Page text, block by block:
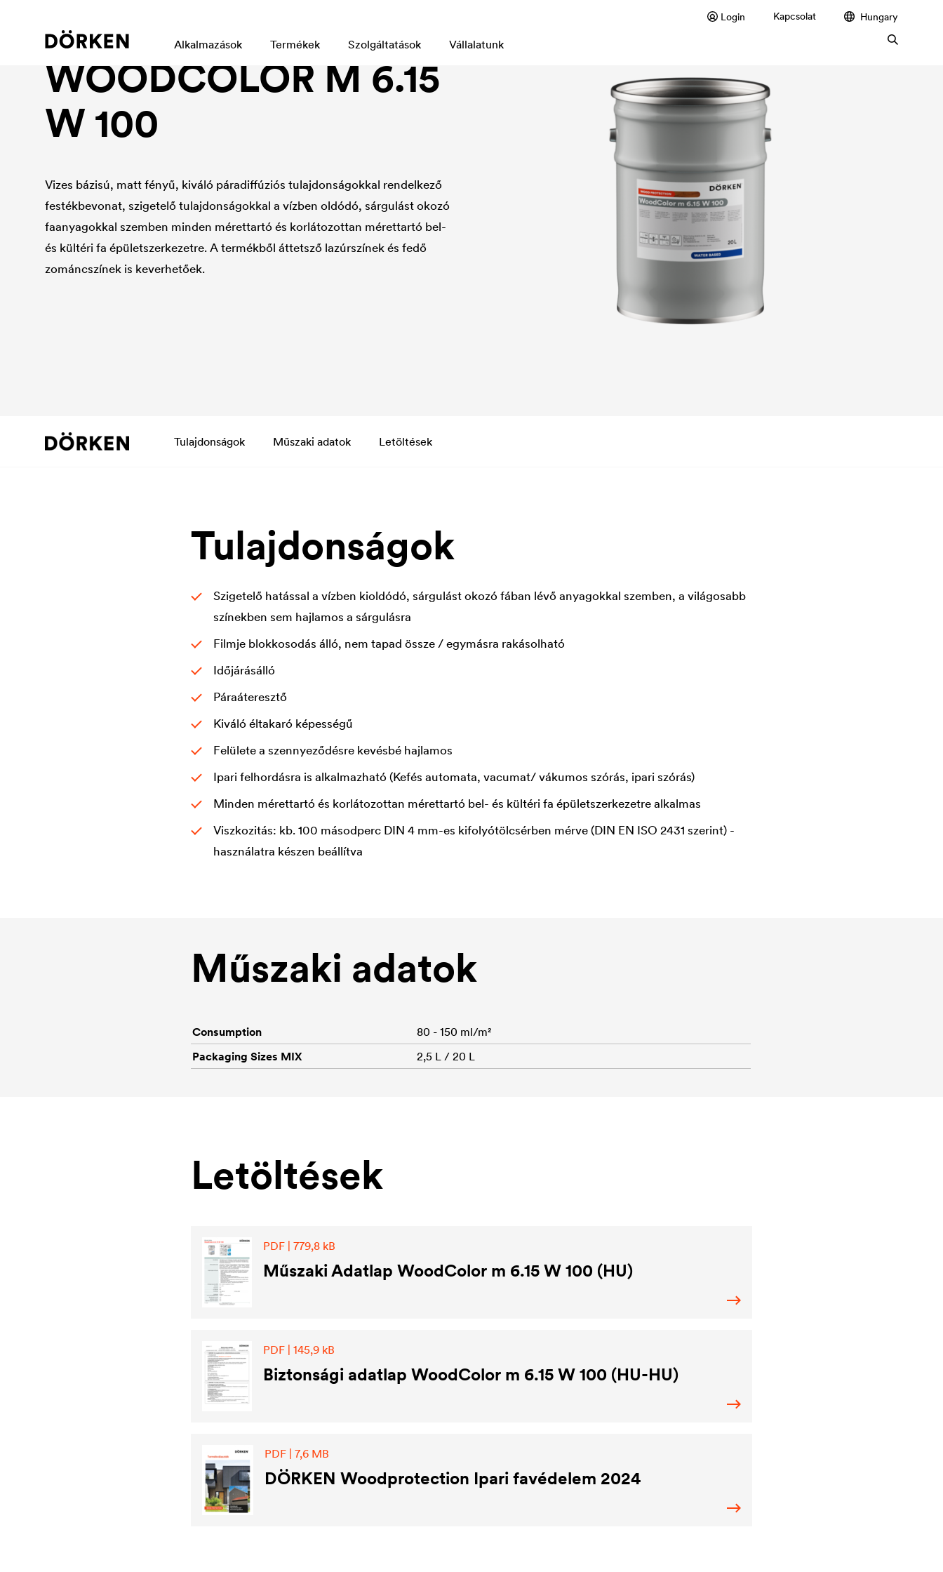
Login Kapcsolat Hungary
Alkalmazások Termékek Szolgáltatások Vállalatunk
Industrial wood protection
WOODCOLOR M 6.15
W 100
Vizes bázisú, matt fényű, kiváló páradiffúziós tulajdonságokkal rendelkező
festékbevonat, szigetelő tulajdonságokkal a vízben oldódó, sárgulást okozó
faanyagokkal szemben minden mérettartó és korlátozottan mérettartó bel-
és kültéri fa épületszerkezetre. A termékből áttetsző lazúrszínek és fedő
zománcszínek is keverhetőek.
Tulajdonságok Műszaki adatok Letöltések
Tulajdonságok
Szigetelő hatással a vízben kioldódó, sárgulást okozó fában lévő anyagokkal szemben, a világosabb
színekben sem hajlamos a sárgulásra
Filmje blokkosodás álló, nem tapad össze / egymásra rakásolható
Időjárásálló
Páraáteresztő
Kiváló éltakaró képességű
Felülete a szennyeződésre kevésbé hajlamos
Ipari felhordásra is alkalmazható (Kefés automata, vacumat/ vákumos szórás, ipari szórás)
Minden mérettartó és korlátozottan mérettartó bel- és kültéri fa épületszerkezetre alkalmas
Viszkozitás: kb. 100 másodperc DIN 4 mm-es kifolyótölcsérben mérve (DIN EN ISO 2431 szerint) -
használatra készen beállítva
Műszaki adatok
Consumption
80 - 150 ml/m²
Packaging Sizes MIX
2,5 L / 20 L
Letöltések
PDF | 779,8 kB
Műszaki Adatlap WoodColor m 6.15 W 100 (HU)
PDF | 145,9 kB
Biztonsági adatlap WoodColor m 6.15 W 100 (HU-HU)
PDF | 7,6 MB
DÖRKEN Woodprotection Ipari favédelem 2024